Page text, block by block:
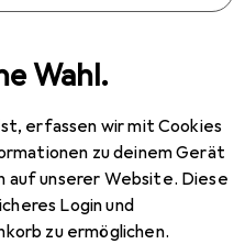
Wahl.
erfassen wir mit Cookies
zu deinem Gerät
auf unserer Website. Diese
Login und
zu ermöglichen.
R-Line
R-Line
cm